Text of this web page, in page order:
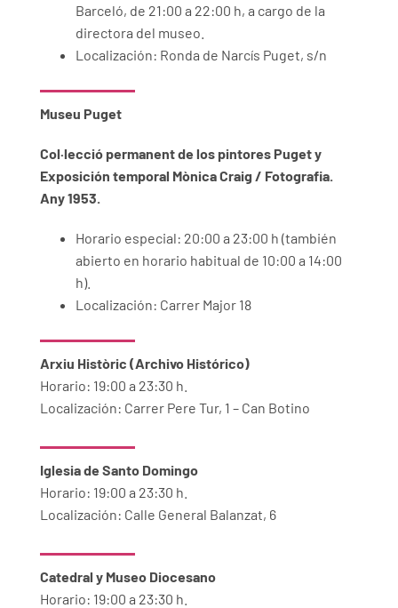
Barceló, de 21:00 a 22:00 h, a cargo de la
directora del museo.
Localización: Ronda de Narcís Puget, s/n
Museu Puget
Col·lecció permanent de los pintores Puget y
Exposición temporal Mònica Craig / Fotografia.
Any 1953.
Horario especial: 20:00 a 23:00 h (también
abierto en horario habitual de 10:00 a 14:00
h).
Localización: Carrer Major 18
Arxiu Històric (Archivo Histórico)
Horario: 19:00 a 23:30 h.
Localización: Carrer Pere Tur, 1 – Can Botino
Iglesia de Santo Domingo
Horario: 19:00 a 23:30 h.
Localización: Calle General Balanzat, 6
Catedral y Museo Diocesano
Horario: 19:00 a 23:30 h.